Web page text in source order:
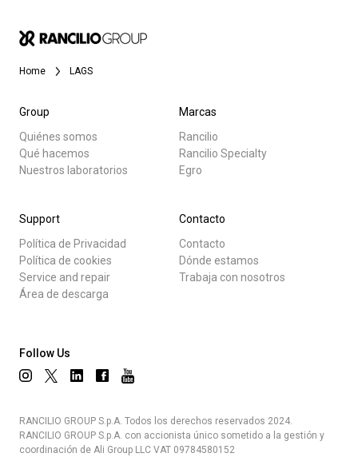
Home LAGS
Group
Quiénes somos
Qué hacemos
Nuestros laboratorios
Marcas
Rancilio
Rancilio Specialty
Egro
Support
Política de Privacidad
Política de cookies
Service and repair
Área de descarga
Contacto
Contacto
Dónde estamos
Trabaja con nosotros
Follow Us
RANCILIO GROUP S.p.A. Todos los derechos reservados 2024.
RANCILIO GROUP S.p.A. con accionista único sometido a la gestión y
coordinación de Ali Group LLC VAT 09784580152